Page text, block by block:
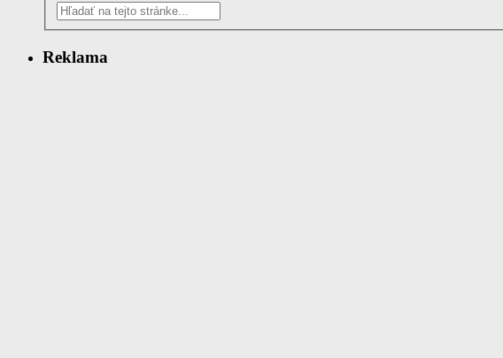
Reklama